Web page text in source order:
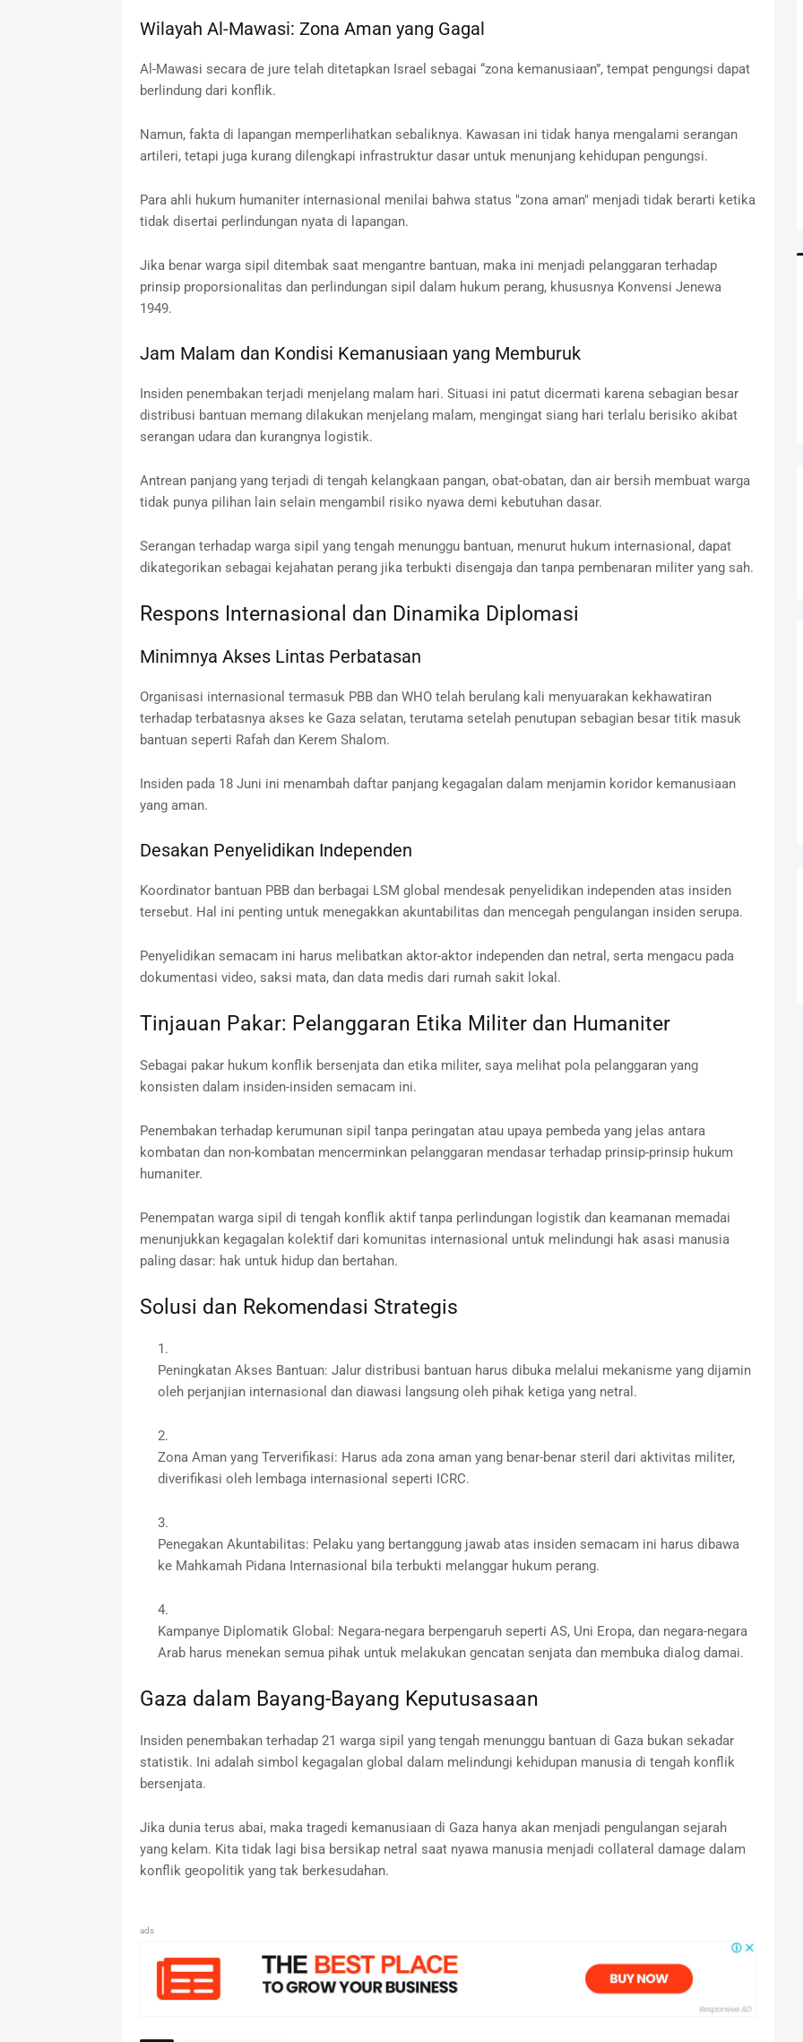
Wilayah Al-Mawasi: Zona Aman yang Gagal
Al-Mawasi secara de jure telah ditetapkan Israel sebagai “zona kemanusiaan”, tempat pengungsi dapat
berlindung dari konflik.
Namun, fakta di lapangan memperlihatkan sebaliknya. Kawasan ini tidak hanya mengalami serangan
artileri, tetapi juga kurang dilengkapi infrastruktur dasar untuk menunjang kehidupan pengungsi.
Para ahli hukum humaniter internasional menilai bahwa status "zona aman" menjadi tidak berarti ketika
tidak disertai perlindungan nyata di lapangan.
Jika benar warga sipil ditembak saat mengantre bantuan, maka ini menjadi pelanggaran terhadap
prinsip proporsionalitas dan perlindungan sipil dalam hukum perang, khususnya Konvensi Jenewa
1949.
Jam Malam dan Kondisi Kemanusiaan yang Memburuk
Insiden penembakan terjadi menjelang malam hari. Situasi ini patut dicermati karena sebagian besar
distribusi bantuan memang dilakukan menjelang malam, mengingat siang hari terlalu berisiko akibat
serangan udara dan kurangnya logistik.
Antrean panjang yang terjadi di tengah kelangkaan pangan, obat-obatan, dan air bersih membuat warga
tidak punya pilihan lain selain mengambil risiko nyawa demi kebutuhan dasar.
Serangan terhadap warga sipil yang tengah menunggu bantuan, menurut hukum internasional, dapat
dikategorikan sebagai kejahatan perang jika terbukti disengaja dan tanpa pembenaran militer yang sah.
Respons Internasional dan Dinamika Diplomasi
Minimnya Akses Lintas Perbatasan
Organisasi internasional termasuk PBB dan WHO telah berulang kali menyuarakan kekhawatiran
terhadap terbatasnya akses ke Gaza selatan, terutama setelah penutupan sebagian besar titik masuk
bantuan seperti Rafah dan Kerem Shalom.
Insiden pada 18 Juni ini menambah daftar panjang kegagalan dalam menjamin koridor kemanusiaan
yang aman.
Desakan Penyelidikan Independen
Koordinator bantuan PBB dan berbagai LSM global mendesak penyelidikan independen atas insiden
tersebut. Hal ini penting untuk menegakkan akuntabilitas dan mencegah pengulangan insiden serupa.
Penyelidikan semacam ini harus melibatkan aktor-aktor independen dan netral, serta mengacu pada
dokumentasi video, saksi mata, dan data medis dari rumah sakit lokal.
Tinjauan Pakar: Pelanggaran Etika Militer dan Humaniter
Sebagai pakar hukum konflik bersenjata dan etika militer, saya melihat pola pelanggaran yang
konsisten dalam insiden-insiden semacam ini.
Penembakan terhadap kerumunan sipil tanpa peringatan atau upaya pembeda yang jelas antara
kombatan dan non-kombatan mencerminkan pelanggaran mendasar terhadap prinsip-prinsip hukum
humaniter.
Penempatan warga sipil di tengah konflik aktif tanpa perlindungan logistik dan keamanan memadai
menunjukkan kegagalan kolektif dari komunitas internasional untuk melindungi hak asasi manusia
paling dasar: hak untuk hidup dan bertahan.
Solusi dan Rekomendasi Strategis
Peningkatan Akses Bantuan: Jalur distribusi bantuan harus dibuka melalui mekanisme yang dijamin
oleh perjanjian internasional dan diawasi langsung oleh pihak ketiga yang netral.
Zona Aman yang Terverifikasi: Harus ada zona aman yang benar-benar steril dari aktivitas militer,
diverifikasi oleh lembaga internasional seperti ICRC.
Penegakan Akuntabilitas: Pelaku yang bertanggung jawab atas insiden semacam ini harus dibawa
ke Mahkamah Pidana Internasional bila terbukti melanggar hukum perang.
Kampanye Diplomatik Global : Negara-negara berpengaruh seperti AS, Uni Eropa, dan negara-negara
Arab harus menekan semua pihak untuk melakukan gencatan senjata dan membuka dialog damai.
Gaza dalam Bayang-Bayang Keputusasaan
Insiden penembakan terhadap 21 warga sipil yang tengah menunggu bantuan di Gaza bukan sekadar
statistik. Ini adalah simbol kegagalan global dalam melindungi kehidupan manusia di tengah konflik
bersenjata.
Jika dunia terus abai, maka tragedi kemanusiaan di Gaza hanya akan menjadi pengulangan sejarah
yang kelam. Kita tidak lagi bisa bersikap netral saat nyawa manusia menjadi collateral damage dalam
konflik geopolitik yang tak berkesudahan.
ads